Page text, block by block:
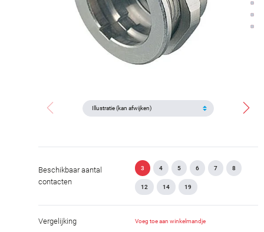
Beschikbaar aantal
contacten
3 4 5 6 7 8
12 14 19
Vergelijking Voeg toe aan winkelmandje